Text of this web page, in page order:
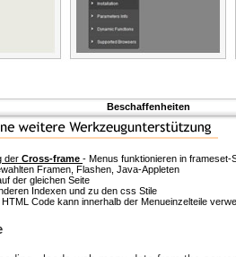
Beschaffenheiten
der Cross-frame - Menus funktionieren in frameset-
Framen, Flashen, Java-Appleten
der gleichen Seite
Indexen und zu den css Stile
Code kann innerhalb der Menueinzelteile